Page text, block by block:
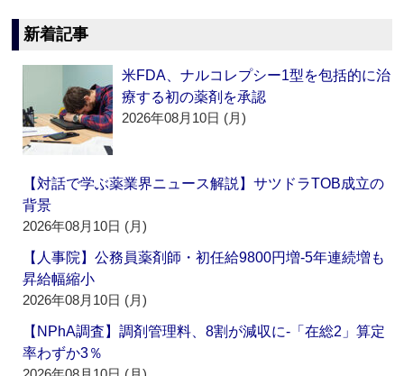
新着記事
米FDA、ナルコレプシー1型を包括的に治
療する初の薬剤を承認
2026年08月10日 (月)
【対話で学ぶ薬業界ニュース解説】サツドラTOB成立の
背景
2026年08月10日 (月)
【人事院】公務員薬剤師・初任給9800円増‐5年連続増も
昇給幅縮小
2026年08月10日 (月)
【NPhA調査】調剤管理料、8割が減収に‐「在総2」算定
率わずか3％